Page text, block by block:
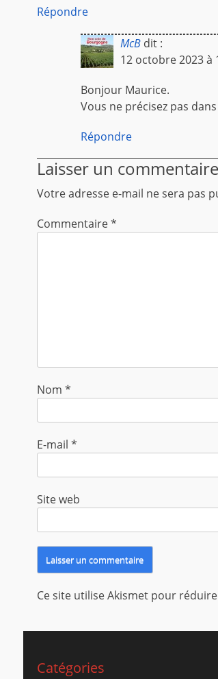
Répondre
McB dit :
12 octobre 2023 à
Bonjour Maurice.
Vous ne précisez pas
Répondre
Laisser un commentaire
Votre adresse e-mail ne sera pas
Commentaire*
Nom *
E-mail *
Site web
Ce site utilise Akismet pour
Catégories